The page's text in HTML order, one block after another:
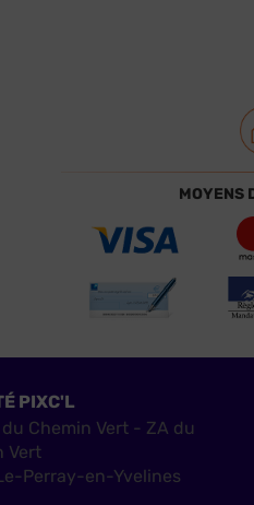
MOYENS
PIXC'L
Chemin Vert - ZA du
Vert
Perray-en-Yvelines